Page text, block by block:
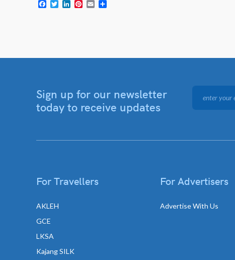
Facebook
TwitterLinkedIn
Pinterest
Email
Sign up for our newsletter
today to receive updates
For Travellers
AKLEH
GCE
LKSA
Kajang SILK
For Advertisers
Advertise With Us